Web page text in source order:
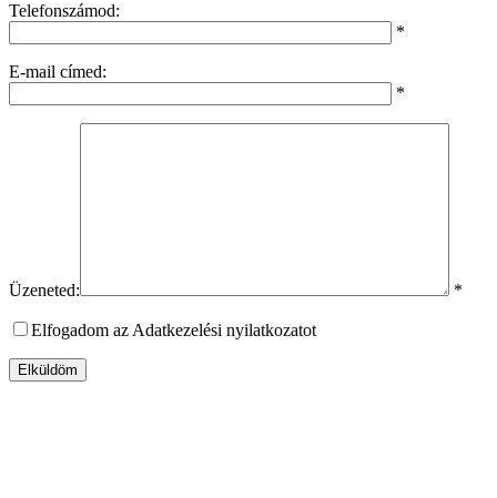
Telefonszámod:
*
E-mail címed:
*
Üzeneted: *
Elfogadom az Adatkezelési nyilatkozatot